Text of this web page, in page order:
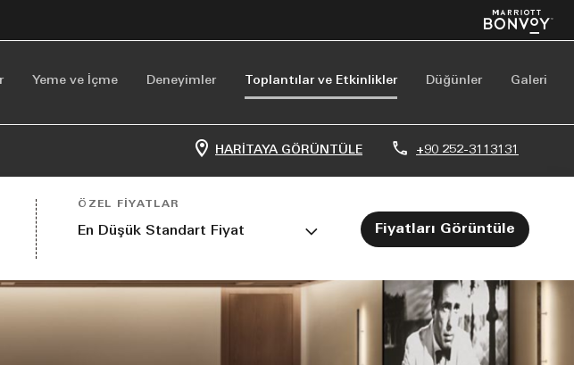
Yeme ve İçme Deneyimler Toplantılar ve Etkinlikler Düğünler Galeri
HARITAYA GÖRÜNTÜLE +90 252-3113131
ÖZEL FIYATLAR
En Düşük Standart Fiyat Fiyatları Görüntüle